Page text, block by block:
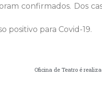
confirmados. Dos
positivo para Covid-19.
Oficina de Teatro é